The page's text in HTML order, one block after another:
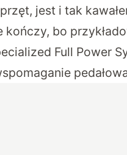
jest i tak
kończy, bo
Full Power